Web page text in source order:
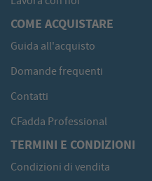
COME ACQUISTARE
Guida all'acquisto
Domande frequenti
Contatti
CFadda Professional
TERMINI E CONDIZIONI
Condizioni di vendita